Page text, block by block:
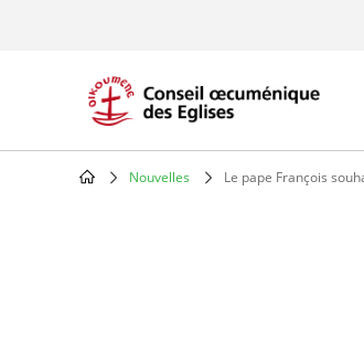
Nouvelles Le pape François